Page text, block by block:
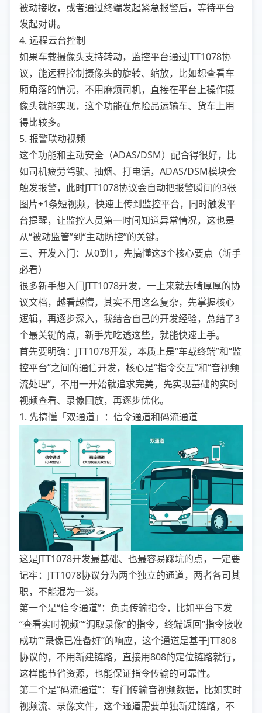
被动接收，或者通过终端发起紧急报警后，等待平台
发起对讲。
4. 远程云台控制
如果车载摄像头支持转动，监控平台通过JTT1078协
议，能远程控制摄像头的旋转、缩放，比如想查看车
厢角落的情况，不用麻烦司机，直接在平台上操作摄
像头就能实现，这个功能在危险品运输车、货车上用
得比较多。
5. 报警联动视频
这个功能和主动安全（ADAS/DSM）配合得很好，比
如司机疲劳驾驶、抽烟、打电话，ADAS/DSM模块会
触发报警，此时JTT1078协议会自动把报警瞬间的3张
图片+1条短视频，快速上传到监控平台，同时触发平
台提醒，让监控人员第一时间知道异常情况，这也是
从“被动监管”到“主动防控”的关键。
三、开发入门：从0到1，先搞懂这3个核心要点（新手
必看）
很多新手想入门JTT1078开发，一上来就去啃厚厚的协
议文档，越看越懵，其实不用这么复杂，先掌握核心
逻辑，再逐步深入，我结合自己的开发经验，总结了3
个最关键的点，新手先吃透这些，就能快速上手。
首先要明确：JTT1078开发，本质上是“车载终端”和“监
控平台”之间的通信开发，核心是“指令交互”和“音视频
流处理”，不用一开始就追求完美，先实现基础的实时
视频查看、录像回放，再逐步优化。
1. 先搞懂「双通道」：信令通道和码流通道
这是JTT1078开发最基础、也最容易踩坑的点，一定要
记牢：JTT1078协议分为两个独立的通道，两者各司其
职，不能混为一谈。
第一个是“信令通道”：负责传输指令，比如平台下发
“查看实时视频”“调取录像”的指令，终端返回“指令接收
成功”“录像已准备好”的响应，这个通道是基于JTT808
协议的，不用新建链路，直接用808的定位链路就行，
这样能节省资源，也能保证指令传输的可靠性。
第二个是“码流通道”：专门传输音视频数据，比如实时
视频流、录像文件，这个通道需要单独新建链路，不